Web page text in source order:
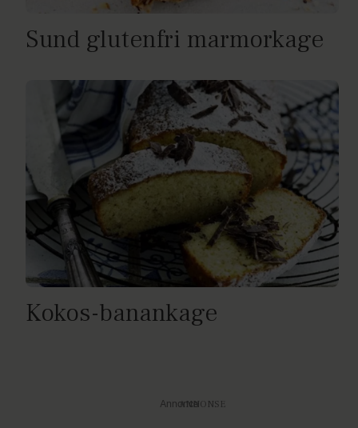
Sund glutenfri marmorkage
Kokos-banankage
Annonce